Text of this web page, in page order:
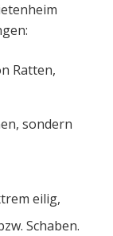
Ratten,
sondern
eilig,
Schaben.